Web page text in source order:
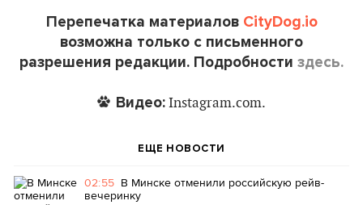
Перепечатка материалов CityDog.io
возможна только с письменного
разрешения редакции. Подробности здесь.
Видео: Instagram.com.
ЕЩЕ НОВОСТИ
02:55 В Минске отменили российскую рейв-
вечеринку